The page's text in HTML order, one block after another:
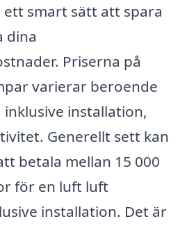
ett smart sätt att spara
dina
Priserna på
varierar beroende
installation,
Generellt sett kan
betala mellan 15 000
för en luft luft
installation. Det är